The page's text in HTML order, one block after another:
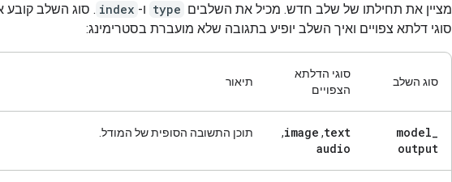
מציין את תחילתו של שלב חדש. מכיל את השלבים type ו- index . סוג השלב קובע
סוגי דלתא צפויים ואיך השלב יופיע בתגובה שלא מועברת בסטרימינג:
סוג השלב
סוגי הדלתא
הצפויים
תיאור
model_
output
text
,‏
image
,‏
audio
תוכן התשובה הסופית של המודל.